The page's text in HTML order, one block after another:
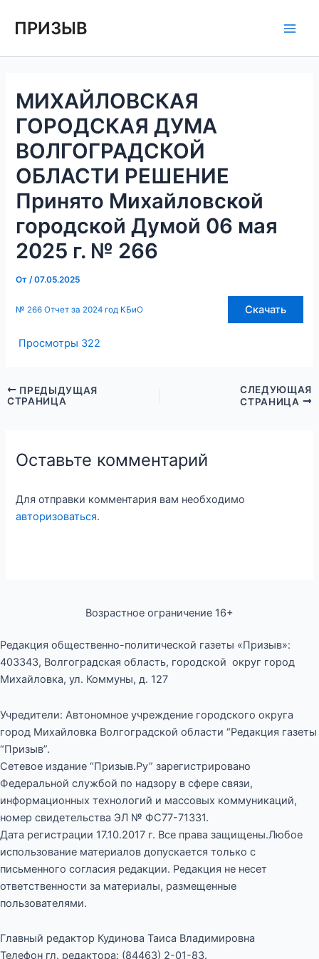
ПРИЗЫВ
МИХАЙЛОВСКАЯ
ГОРОДСКАЯ ДУМА
ВОЛГОГРАДСКОЙ
ОБЛАСТИ РЕШЕНИЕ
Принято Михайловской
городской Думой 06 мая
2025 г. № 266
От /07.05.2025
№ 266 Отчет за 2024 год КБиО Скачать
Просмотры 322
по
ПРЕДЫДУЩАЯ
СТРАНИЦА
СЛЕДУЮЩАЯ
СТРАНИЦА
Оставьте комментарий
Для отправки комментария вам необходимо
авторизоваться.
Возрастное ограничение 16+
Редакция общественно-политической газеты «Призыв»:
403343, Волгоградская область, городской округ город
Михайловка, ул. Коммуны, д. 127
Учредители: Автономное учреждение городского округа
город Михайловка Волгоградской области “Редакция газеты
“Призыв”.
Сетевое издание “Призыв.Ру” зарегистрировано
Федеральной службой по надзору в сфере связи,
информационных технологий и массовых коммуникаций,
номер свидетельства ЭЛ № ФС77-71331.
Дата регистрации 17.10.2017 г. Все права защищены.Любое
использование материалов допускается только с
письменного согласия редакции. Редакция не несет
ответственности за материалы, размещенные
пользователями.
Главный редактор Кудинова Таиса Владимировна
Телефон гл. редактора: (84463) 2-01-83.